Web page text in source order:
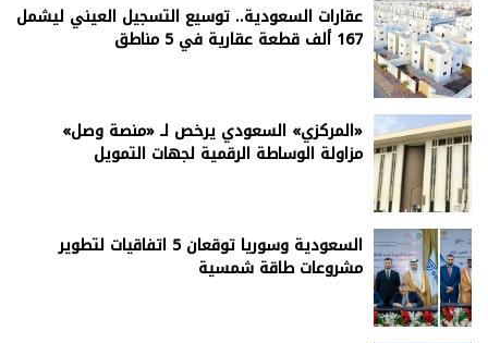
عقارات السعودية.. توسيع التسجيل العيني ليشمل
167 ألف قطعة عقارية في 5 مناطق
«المركزي» السعودي يرخص لـ «منصة وصل»
مزاولة الوساطة الرقمية لجهات التمويل
السعودية وسوريا توقعان 5 اتفاقيات لتطوير
مشروعات طاقة شمسية